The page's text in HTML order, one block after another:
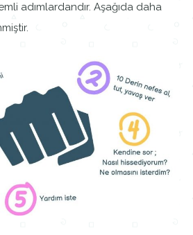
adımlardandır. Aşağıda daha